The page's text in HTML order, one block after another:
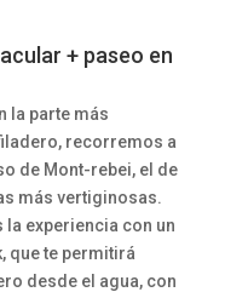
+ paseo en
la parte más
recorremos a
de Mont-rebei, el de
más vertiginosas.
la experiencia con un
que te permitirá
desde el agua, con